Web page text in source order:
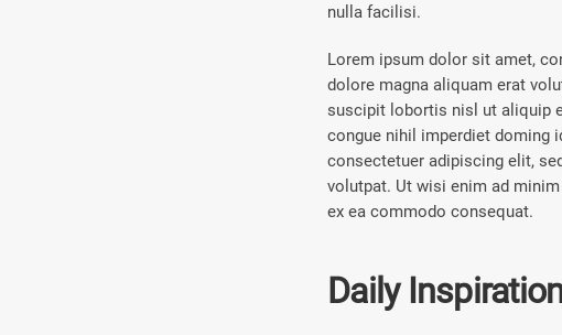
nulla facilisi.
Lorem ipsum dolor sit amet,
dolore magna aliquam erat
suscipit lobortis nisl ut aliquip
congue nihil imperdiet doming
consectetuer adipiscing elit,
volutpat. Ut wisi enim ad
ex ea commodo consequat.
Daily